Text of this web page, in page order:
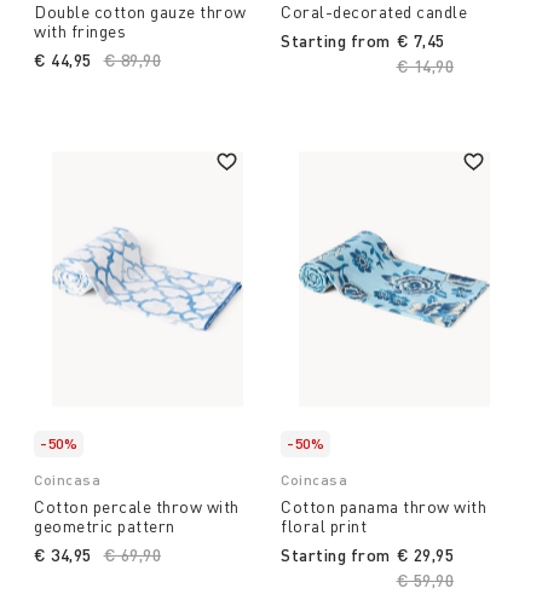
Double cotton gauze throw
with fringes
Price reduced from
€ 89,90
€ 44,95
Coral-decorated candle
Starting from
Price reduced
€ 14,90
€ 7,45
-50%
Coincasa
Cotton percale throw with
geometric pattern
Price reduced from
€ 69,90
€ 34,95
-50%
Coincasa
Cotton panama throw with
floral print
Starting from
Price reduced
€ 59,90
€ 29,95